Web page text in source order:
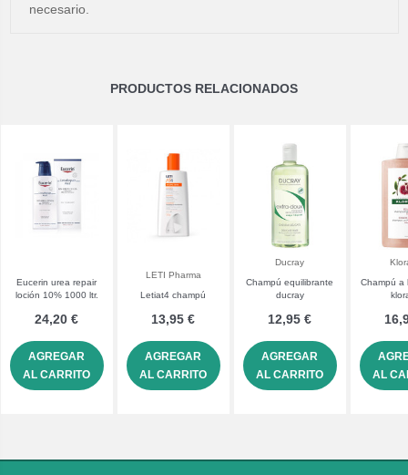
necesario.
PRODUCTOS RELACIONADOS
Eucerin urea repair
loción 10% 1000 ltr.
24,20 €
AGREGAR
AL CARRITO
LETI Pharma
Letiat4 champú
13,95 €
AGREGAR
AL CARRITO
Ducray
Champú equilibrante
ducray
12,95 €
AGREGAR
AL CARRITO
Champú a
AL